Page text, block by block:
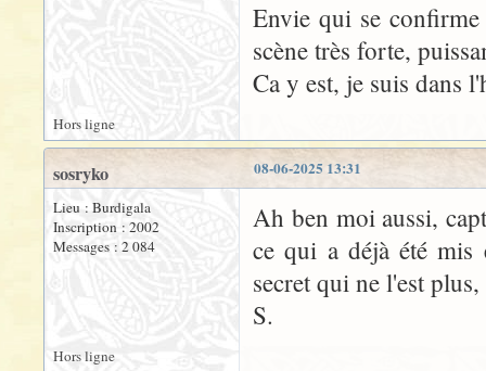
Envie qui se
scène très forte,
Ca y est, je suis dans
Hors ligne
08-06-2025 13:31
sosryko
Lieu : Burdigala
Inscription : 2002
Messages : 2 084
Ah ben moi aussi,
ce qui a déjà été
secret qui ne l'est
S.
Hors ligne